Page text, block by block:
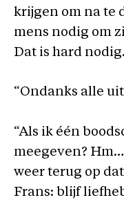
krijgen om na te
mens nodig om
Dat is hard
“Ondanks alle
“Als ik één
meegeven?
weer terug op
Frans: blijf